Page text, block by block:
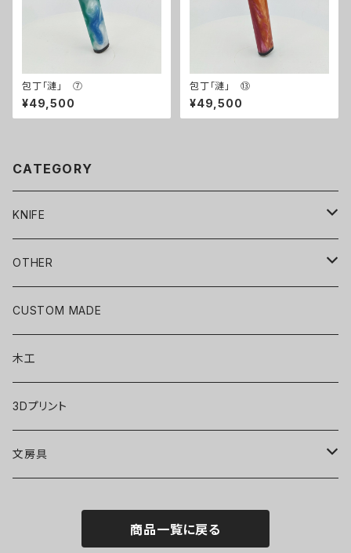
包丁「漣」 ⑦
¥49,500
包丁「漣」 ⑬
¥49,500
CATEGORY
KNIFE
包丁
OTHER
ACCESSORY
CUSTOM MADE
木工
3Dプリント
文房具
商品一覧に戻る